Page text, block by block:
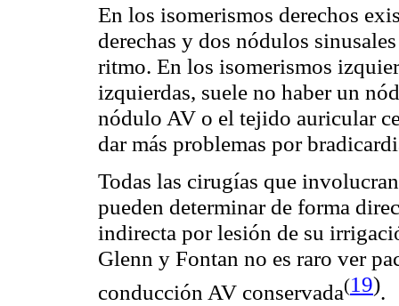
En los isomerismos derechos
derechas y dos nódulos
ritmo. En los isomerismos
izquierdas, suele no haber un
nódulo AV o el tejido auricular
dar más problemas por
Todas las cirugías que
pueden determinar de forma
indirecta por lesión de su
Glenn y Fontan no es raro ver
conducción AV conservada(19).